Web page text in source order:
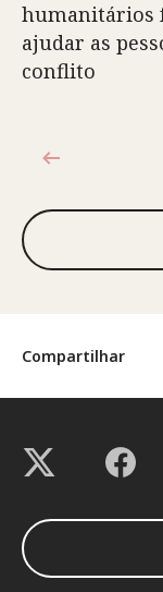
Compartilhar
humanitários
ajudar as
conflito